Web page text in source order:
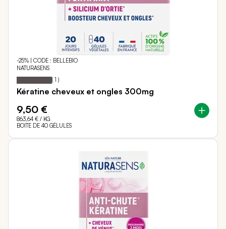
-25% | CODE : BELLEBIO
NATURASENS
Notation: 100%
( 1 )
Kératine cheveux et ongles 300mg
9,50 €
863,64 € / KG
BOITE DE 40 GÉLULES